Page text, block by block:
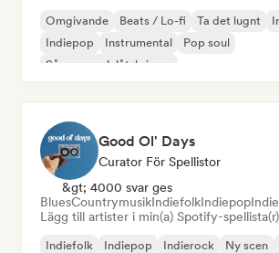
Omgivande Beats / Lo-fi Ta det lugnt
Indiepop
Instrumental
Pop soul
Sångare och låtskrivare
Good Ol' Days
Curator För Spellistor
&gt; 4000 svar ges
BluesCountrymusikIndiefolkIndiepop
Lägg till artister i min(a) Spotify-spellista(r)
Indiefolk Indiepop Indierock Ny scen